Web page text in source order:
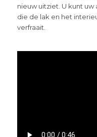
nieuw uitziet. U kunt
die de lak en het
verfraait.